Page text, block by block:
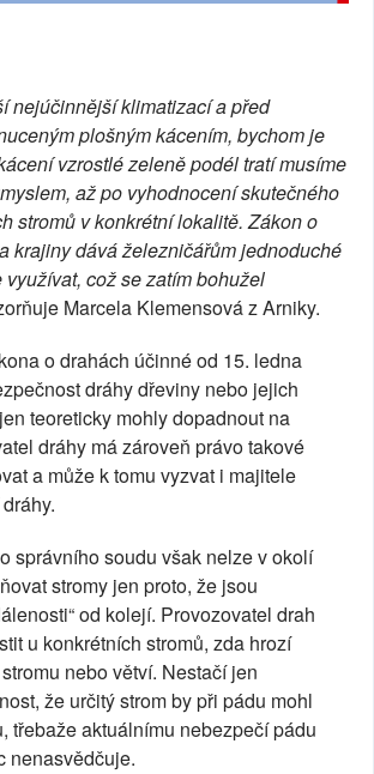
nejúčinnější klimatizací a před
plošným kácením, bychom je
vzrostlé zeleně podél tratí musíme
až po vyhodnocení skutečného
stromů v konkrétní lokalitě. Zákon o
krajiny dává železničářům jednoduché
což se zatím bohužel
Marcela Klemensová z Arniky.
o drahách účinné od 15. ledna
dráhy dřeviny nebo jejich
teoreticky mohly dopadnout na
dráhy má zároveň právo takové
a může k tomu vyzvat i majitele
správního soudu však nelze v okolí
stromy jen proto, že jsou
od kolejí. Provozovatel drah
u konkrétních stromů, zda hrozí
nebo větví. Nestačí jen
že určitý strom by při pádu mohl
třebaže aktuálnímu nebezpečí pádu
nenasvědčuje.